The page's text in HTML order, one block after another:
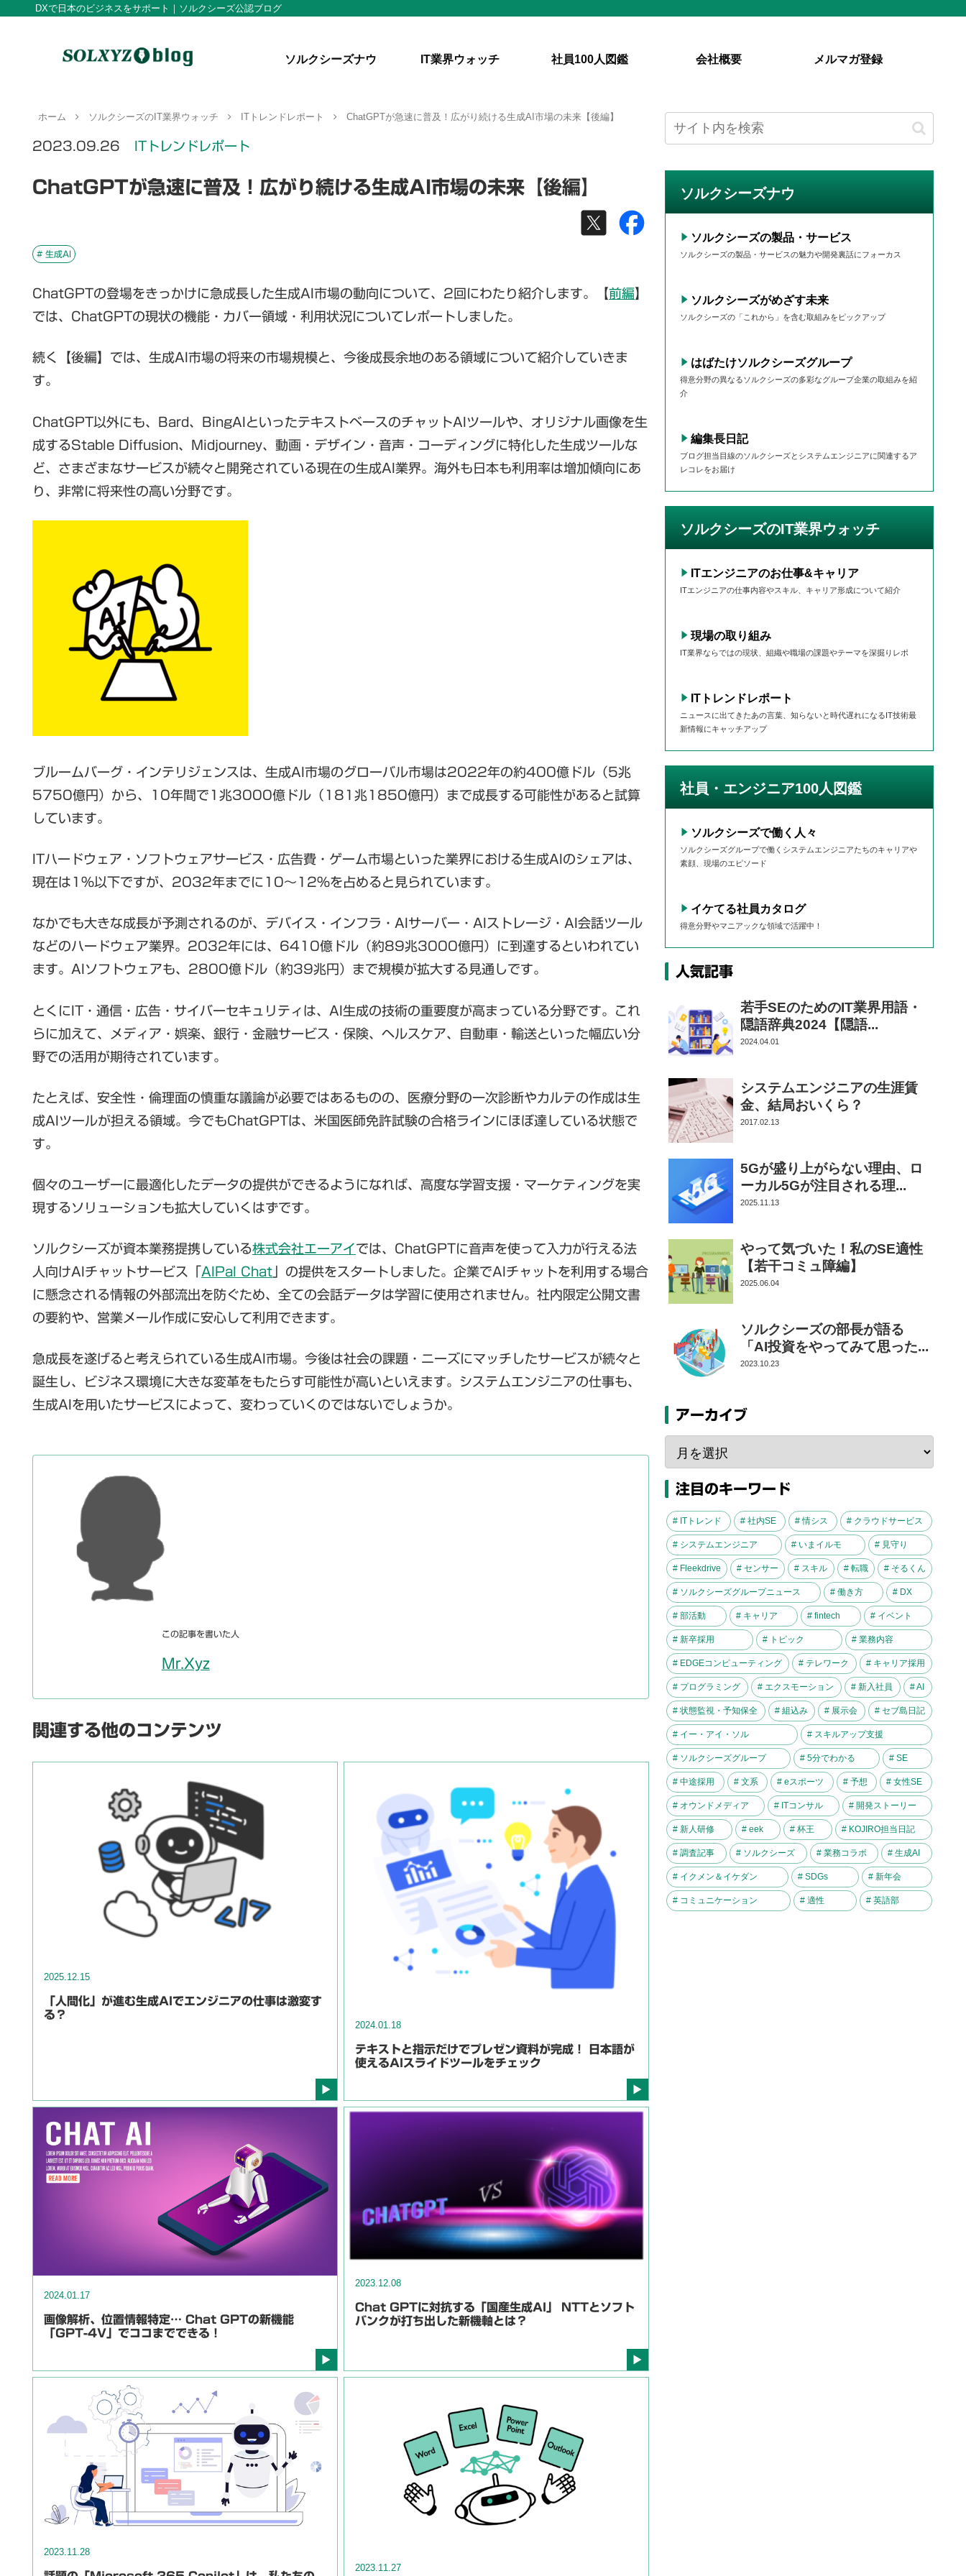
DXで日本のビジネスをサポート｜ソルクシーズ公認ブログ
ソルクシーズナウ IT業界ウォッチ 社員100人図鑑 会社概要 メルマガ登録
ホーム ソルクシーズのIT業界ウォッチ ITトレンドレポート ChatGPTが急速に普及！広がり続ける生成AI市場の未来【後編】
2023.09.26 ITトレンドレポート
ChatGPTが急速に普及！広がり続ける生成AI市場の未来【後編】
# 生成AI
ChatGPTの登場をきっかけに急成長した生成AI市場の動向について、2回にわたり紹介します。【前編】
では、ChatGPTの現状の機能・カバー領域・利用状況についてレポートしました。
続く【後編】では、生成AI市場の将来の市場規模と、今後成長余地のある領域について紹介していきま
す。
ChatGPT以外にも、Bard、BingAIといったテキストベースのチャットAIツールや、オリジナル画像を生
成するStable Diffusion、Midjourney、動画・デザイン・音声・コーディングに特化した生成ツールな
ど、さまざまなサービスが続々と開発されている現在の生成AI業界。海外も日本も利用率は増加傾向にあ
り、非常に将来性の高い分野です。
ブルームバーグ・インテリジェンスは、生成AI市場のグローバル市場は2022年の約400億ドル（5兆
5750億円）から、10年間で1兆3000億ドル（181兆1850億円）まで成長する可能性があると試算
しています。
ITハードウェア・ソフトウェアサービス・広告費・ゲーム市場といった業界における生成AIのシェアは、
現在は1％以下ですが、2032年までに10〜12％を占めると見られています。
なかでも大きな成長が予測されるのが、デバイス・インフラ・AIサーバー・AIストレージ・AI会話ツール
などのハードウェア業界。2032年には、6410億ドル（約89兆3000億円）に到達するといわれてい
ます。AIソフトウェアも、2800億ドル（約39兆円）まで規模が拡大する見通しです。
とくにIT・通信・広告・サイバーセキュリティは、AI生成の技術の重要度が高まっている分野です。これ
らに加えて、メディア・娯楽、銀行・金融サービス・保険、ヘルスケア、自動車・輸送といった幅広い分
野での活用が期待されています。
たとえば、安全性・倫理面の慎重な議論が必要ではあるものの、医療分野の一次診断やカルテの作成は生
成AIツールが担える領域。今でもChatGPTは、米国医師免許試験の合格ラインにほぼ達している状態で
す。
個々のユーザーに最適化したデータの提供ができるようになれば、高度な学習支援・マーケティングを実
現するソリューションも拡大していくはずです。
ソルクシーズが資本業務提携している株式会社エーアイでは、ChatGPTに音声を使って入力が行える法
人向けAIチャットサービス「 AIPal Chat 」の提供をスタートしました。企業でAIチャットを利用する場合
に懸念される情報の外部流出を防ぐため、全ての会話データは学習に使用されません。社内限定公開文書
の要約や、営業メール作成に安心して利用できます。
急成長を遂げると考えられている生成AI市場。今後は社会の課題・ニーズにマッチしたサービスが続々と
誕生し、ビジネス環境に大きな変革をもたらす可能性が高いといえます。システムエンジニアの仕事も、
生成AIを用いたサービスによって、変わっていくのではないでしょうか。
この記事を書いた人
Mr.Xyz
関連する他のコンテンツ
2025.12.15
「人間化」が進む生成AIでエンジニアの仕事は激変す
る？
2024.01.18
テキストと指示だけでプレゼン資料が完成！ 日本語が
使えるAIスライドツールをチェック
2024.01.17
画像解析、位置情報特定… Chat GPTの新機能
「GPT-4V」でココまでできる！
2023.12.08
Chat GPTに対抗する「国産生成AI」 NTTとソフト
バンクが打ち出した新機軸とは？
2023.11.28
2023.11.27
ソルクシーズナウ
ソルクシーズの製品・サービス
ソルクシーズの製品・サービスの魅力や開発裏話にフォーカス
ソルクシーズがめざす未来
ソルクシーズの「これから」を含む取組みをピックアップ
はばたけソルクシーズグループ
得意分野の異なるソルクシーズの多彩なグループ企業の取組みを紹
介
編集長日記
ブログ担当目線のソルクシーズとシステムエンジニアに関連するア
レコレをお届け
ソルクシーズのIT業界ウォッチ
ITエンジニアのお仕事&キャリア
ITエンジニアの仕事内容やスキル、キャリア形成について紹介
現場の取り組み
IT業界ならではの現状、組織や職場の課題やテーマを深掘りレポ
ITトレンドレポート
ニュースに出てきたあの言葉、知らないと時代遅れになるIT技術最
新情報にキャッチアップ
社員・エンジニア100人図鑑
ソルクシーズで働く人々
ソルクシーズグループで働くシステムエンジニアたちのキャリアや
素顔、現場のエピソード
イケてる社員カタログ
得意分野やマニアックな領域で活躍中！
人気記事
若手SEのためのIT業界用語・
隠語辞典2024【隠語...
2024.04.01
システムエンジニアの生涯賃
金、結局おいくら？
2017.02.13
5Gが盛り上がらない理由、ロ
ーカル5Gが注目される理...
2025.11.13
やって気づいた！私のSE適性
【若干コミュ障編】
2025.06.04
ソルクシーズの部長が語る
「AI投資をやってみて思った...
2023.10.23
アーカイブ
注目のキーワード
# ITトレンド # 社内SE # 情シス # クラウドサービス
# システムエンジニア # いまイルモ # 見守り
# Fleekdrive # センサー # スキル # 転職 # そるくん
# ソルクシーズグループニュース # 働き方 # DX
# 部活動 # キャリア # fintech # イベント
# 新卒採用 # トピック # 業務内容
# EDGEコンピューティング # テレワーク # キャリア採用
# プログラミング # エクスモーション # 新入社員 # AI
# 状態監視・予知保全 # 組込み # 展示会 # セブ島日記
# イー・アイ・ソル # スキルアップ支援
# ソルクシーズグループ # 5分でわかる # SE
# 中途採用 # 文系 # eスポーツ # 予想 # 女性SE
# オウンドメディア # ITコンサル # 開発ストーリー
# 新人研修 # eek # 杯王 # KOJIRO担当日記
# 調査記事 # ソルクシーズ # 業務コラボ # 生成AI
# イクメン＆イケダン # SDGs # 新年会
# コミュニケーション # 適性 # 英語部